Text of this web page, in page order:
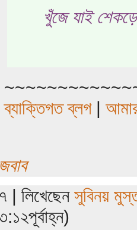
খুঁজে যাই
ব্যাক্তিগত ব্লগ|
জবাব
৭ | লিখেছেন সুবিনয়